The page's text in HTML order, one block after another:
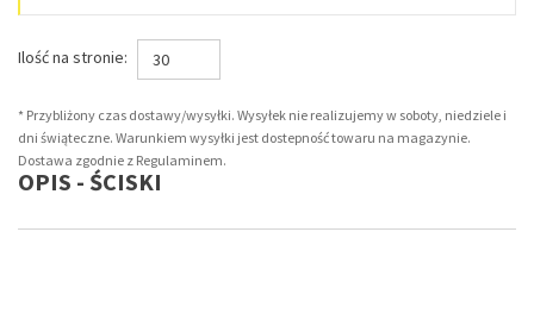
Ilość na stronie: 30
* Przybliżony czas dostawy/wysyłki. Wysyłek nie realizujemy w soboty, niedziele i
dni świąteczne. Warunkiem wysyłki jest dostepność towaru na magazynie.
Dostawa zgodnie z Regulaminem.
OPIS - ŚCISKI